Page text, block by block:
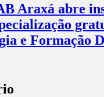
Araxá abre
e Formação